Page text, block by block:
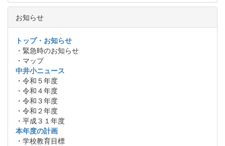
お知らせ
トップ・お知らせ
・緊急時のお知らせ
・マップ
中井小ニュース
・令和５年度
・令和４年度
・令和３年度
・令和２年度
・平成３１年度
本年度の計画
・学校教育目標